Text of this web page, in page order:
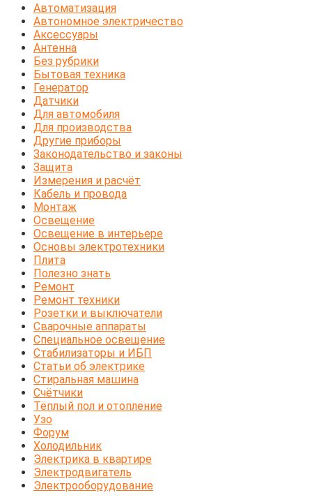
Автоматизация
Автономное электричество
Аксессуары
Антенна
Без рубрики
Бытовая техника
Генератор
Датчики
Для автомобиля
Для производства
Другие приборы
Законодательство и законы
Защита
Измерения и расчёт
Кабель и провода
Монтаж
Освещение
Освещение в интерьере
Основы электротехники
Плита
Полезно знать
Ремонт
Ремонт техники
Розетки и выключатели
Сварочные аппараты
Специальное освещение
Стабилизаторы и ИБП
Статьи об электрике
Стиральная машина
Счётчики
Тёплый пол и отопление
Узо
Форум
Холодильник
Электрика в квартире
Электродвигатель
Электрооборудование